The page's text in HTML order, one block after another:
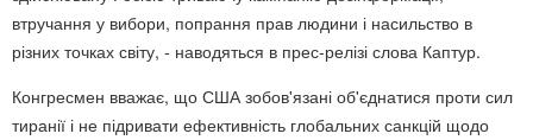
втручання у вибори, попрання прав людини і насильство в
різних точках світу, - наводяться в прес-релізі слова Каптур.
Конгресмен вважає, що США зобов'язані об'єднатися проти сил
тиранії і не підривати ефективність глобальних санкцій щодо